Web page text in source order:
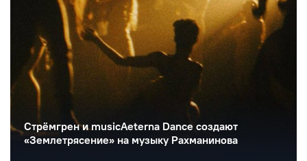
Стрëмгрен и musicAeterna Dance создают
«Землетрясение» на музыку Рахманинова